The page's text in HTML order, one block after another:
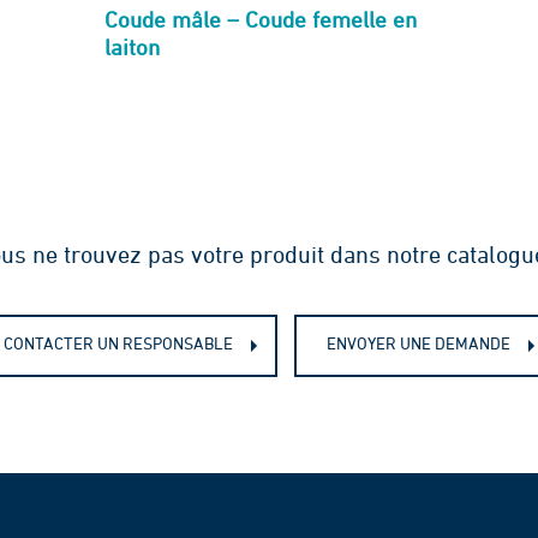
Coude mâle – Coude femelle en
laiton
ne trouvez pas votre produit dans notre
CONTACTER UN RESPONSABLE ENVOYER UNE DEMANDE